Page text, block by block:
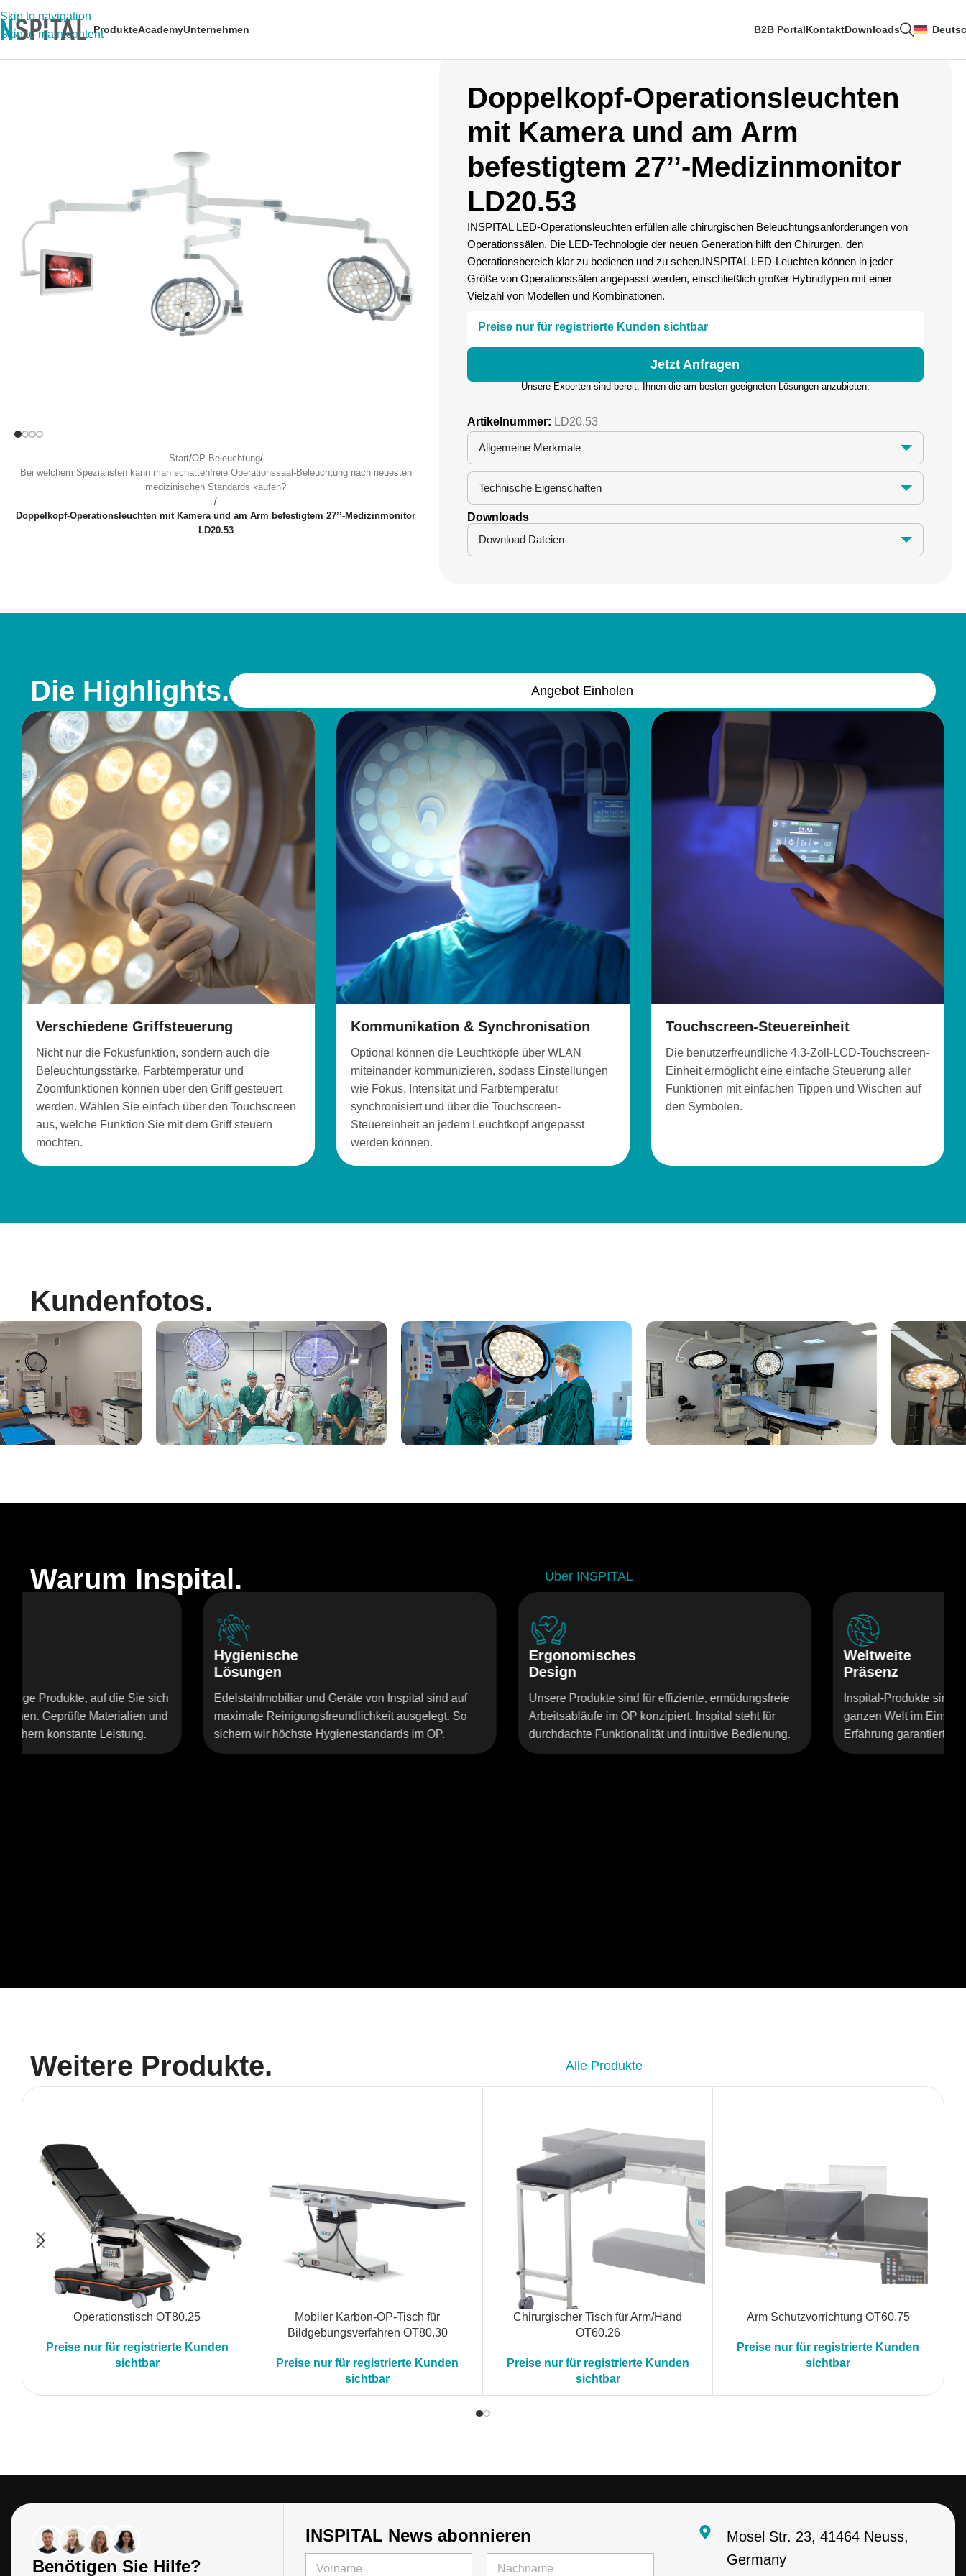
Skip to navigation
Skip to main contentProdukteAcademyUnternehmen B2B PortalKontaktDownloads
Start/OP Beleuchtung/
Bei welchem Spezialisten kann man schattenfreie Operationssaal-Beleuchtung nach neuesten
medizinischen Standards kaufen?
/
Doppelkopf-Operationsleuchten mit Kamera und am Arm befestigtem 27’’-Medizinmonitor
LD20.53
Doppelkopf-Operationsleuchten
mit Kamera und am Arm
befestigtem 27’’-Medizinmonitor
LD20.53
INSPITAL LED-Operationsleuchten erfüllen alle chirurgischen Beleuchtungsanforderungen von
Operationssälen. Die LED-Technologie der neuen Generation hilft den Chirurgen, den
Operationsbereich klar zu bedienen und zu sehen.INSPITAL LED-Leuchten können in jeder
Größe von Operationssälen angepasst werden, einschließlich großer Hybridtypen mit einer
Vielzahl von Modellen und Kombinationen.
Preise nur für registrierte Kunden sichtbar
Jetzt Anfragen
Unsere Experten sind bereit, Ihnen die am besten geeigneten Lösungen anzubieten.
Artikelnummer: LD20.53
Allgemeine Merkmale
Technische Eigenschaften
Downloads
Download Dateien
Die Highlights. Angebot Einholen
Verschiedene Griffsteuerung
Nicht nur die Fokusfunktion, sondern auch die
Beleuchtungsstärke, Farbtemperatur und
Zoomfunktionen können über den Griff gesteuert
werden. Wählen Sie einfach über den Touchscreen
aus, welche Funktion Sie mit dem Griff steuern
möchten.
Kommunikation & Synchronisation
Optional können die Leuchtköpfe über WLAN
miteinander kommunizieren, sodass Einstellungen
wie Fokus, Intensität und Farbtemperatur
synchronisiert und über die Touchscreen-
Steuereinheit an jedem Leuchtkopf angepasst
werden können.
Touchscreen-Steuereinheit
Die benutzerfreundliche 4,3-Zoll-LCD-Touchscreen-
Einheit ermöglicht eine einfache Steuerung aller
Funktionen mit einfachen Tippen und Wischen auf
den Symbolen.
Kundenfotos.
Warum Inspital. Über INSPITAL
sich
und
Edelstahlmobiliar und Geräte von Inspital sind auf
maximale Reinigungsfreundlichkeit ausgelegt. So
sichern wir höchste Hygienestandards im OP.
Unsere Produkte sind für effiziente, ermüdungsfreie
Arbeitsabläufe im OP konzipiert. Inspital steht für
durchdachte Funktionalität und intuitive Bedienung.
Inspital-Produkte sind in Krankenhäusern auf der
ganzen Welt im Einsatz. Unsere internationale
Erfahrung garantiert Qualität und Vertrauen –
Weitere Produkte. Alle Produkte
Operationstisch OT80.25
Preise nur für registrierte Kunden
sichtbar
Mobiler Karbon-OP-Tisch für
Bildgebungsverfahren OT80.30
Preise nur für registrierte Kunden
sichtbar
Chirurgischer Tisch für Arm/Hand
OT60.26
Preise nur für registrierte Kunden
sichtbar
Arm Schutzvorrichtung OT60.75
Preise nur für registrierte Kunden
sichtbar
Benötigen Sie Hilfe?
INSPITAL News abonnieren
Mosel Str. 23, 41464 Neuss,
Germany